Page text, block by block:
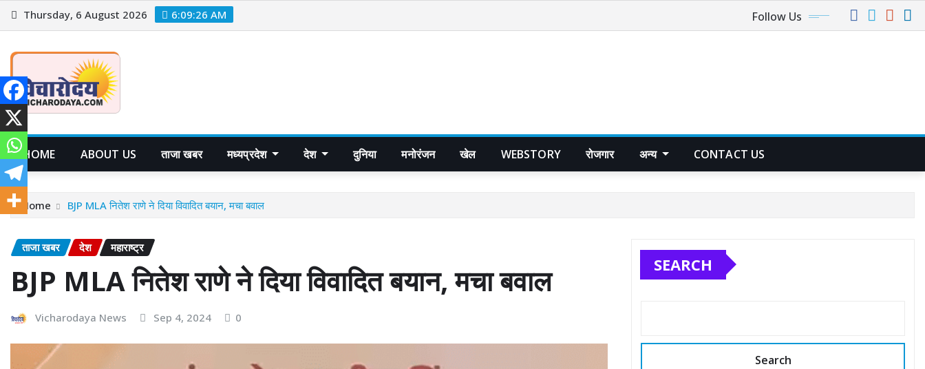
Skip
to
Thursday, 6 August 2026 6:09:27 AM Follow Us
HOME ABOUT US ताजा खबर मध्यप्रदेश देश दुनिया मनोरंजन खेल WEBSTORY रोजगार अन्य CONTACT US
Home BJP MLA नितेश राणे ने दिया विवादित बयान, मचा बवाल
ताजा खबर देश महाराष्ट्र
BJP MLA नितेश राणे ने दिया विवादित बयान, मचा बवाल
Vicharodaya News Sep 4, 2024 0
SEARCH
Search